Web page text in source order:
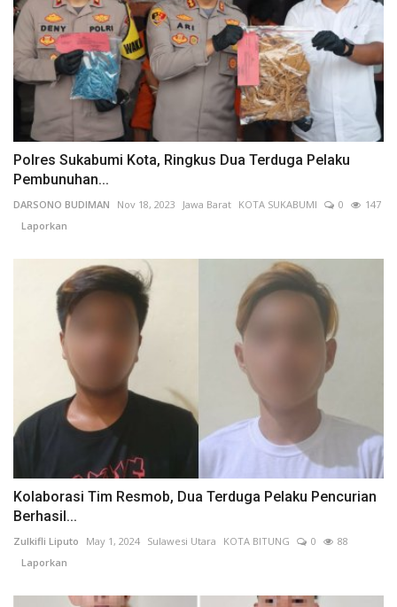
Polres Sukabumi Kota, Ringkus Dua Terduga Pelaku
Pembunuhan...
DARSONO BUDIMAN Nov 18, 2023 Jawa Barat KOTA SUKABUMI 0
147
Laporkan
Kolaborasi Tim Resmob, Dua Terduga Pelaku Pencurian
Berhasil...
Zulkifli Liputo May 1, 2024 Sulawesi Utara KOTA BITUNG 0
88
Laporkan